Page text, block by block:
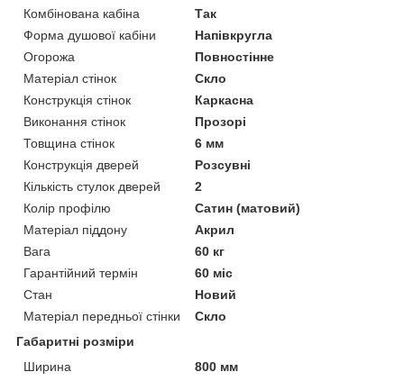
Комбінована кабіна
Так
Форма душової кабіни
Напівкругла
Огорожа
Повностінне
Матеріал стінок
Скло
Конструкція стінок
Каркасна
Виконання стінок
Прозорі
Товщина стінок
6 мм
Конструкція дверей
Розсувні
Кількість стулок дверей
2
Колір профілю
Сатин (матовий)
Матеріал піддону
Акрил
Вага
60 кг
Гарантійний термін
60 міс
Стан
Новий
Матеріал передньої стінки
Скло
Габаритні розміри
Ширина
800 мм